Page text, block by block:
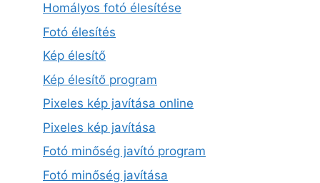
Homályos fotó élesítése
Fotó élesítés
Kép élesítő
Kép élesítő program
Pixeles kép javítása online
Pixeles kép javítása
Fotó minőség javító program
Fotó minőség javítása